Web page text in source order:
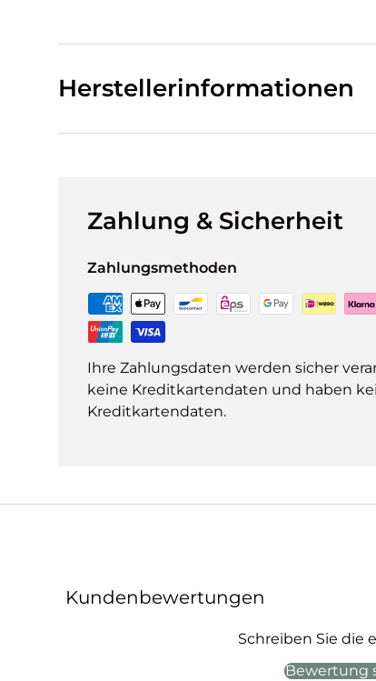
Herstellerinformationen
Zahlung & Sicherheit
Zahlungsmethoden
Ihre Zahlungsdaten werden sicher
keine Kreditkartendaten und haben
Kreditkartendaten.
Kundenbewertungen
Schreiben Sie die
Bewertung